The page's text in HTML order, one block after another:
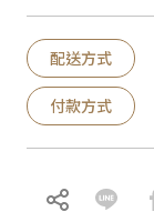
配送方式
付款方式